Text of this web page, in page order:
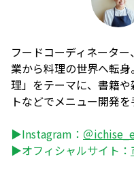
フードコーディネータ
業から料理の世界へ転
理」をテーマに、書籍
トなどでメニュー開発を
▶Instagram： ＠
▶オフィシャルサイト：